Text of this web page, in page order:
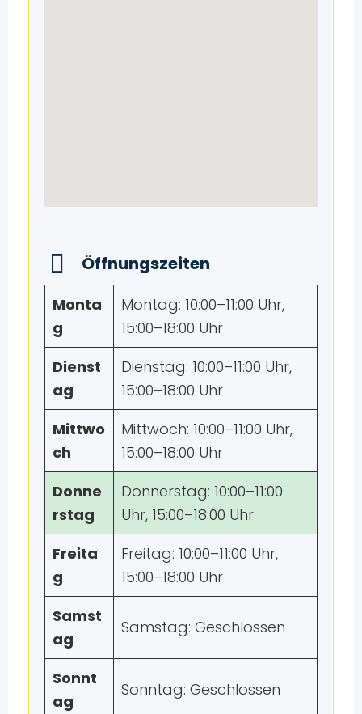
Öffnungszeiten
Monta
g
Montag: 10:00–11:00 Uhr,
15:00–18:00 Uhr
Dienst
ag
Dienstag: 10:00–11:00 Uhr,
15:00–18:00 Uhr
Mittwo
ch
Mittwoch: 10:00–11:00 Uhr,
15:00–18:00 Uhr
Donne
rstag
Donnerstag: 10:00–11:00
Uhr, 15:00–18:00 Uhr
Freita
g
Freitag: 10:00–11:00 Uhr,
15:00–18:00 Uhr
Samst
ag
Samstag: Geschlossen
Sonnt
ag
Sonntag: Geschlossen